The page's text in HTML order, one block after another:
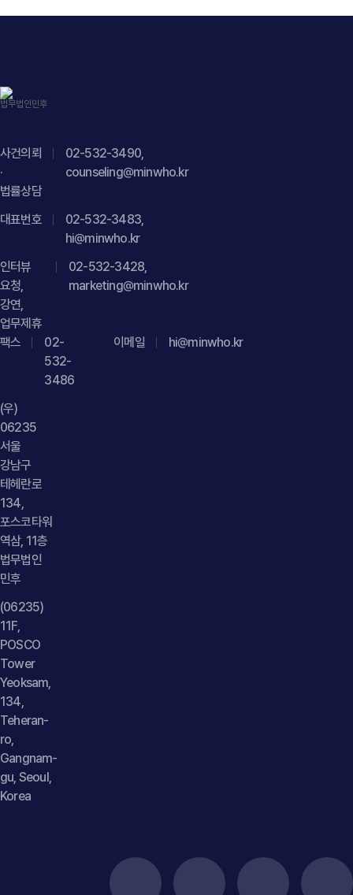
사건의뢰
·
법률상담
02-532-3490,
counseling@minwho.kr
대표번호
02-532-3483,
hi@minwho.kr
인터뷰
요청,
강연,
업무제휴
02-532-3428,
marketing@minwho.kr
팩스
02-
532-
3486
이메일 hi@minwho.kr
(우)
06235
서울
강남구
테헤란로
134,
포스코타워
역삼, 11층
법무법인
민후
(06235)
11F,
POSCO
Tower
Yeoksam,
134,
Teheran-
ro,
Gangnam-
gu, Seoul,
Korea